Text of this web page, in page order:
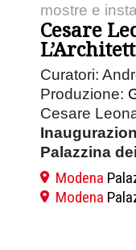
mostre e
Cesare
Curatori:
Produzione:
Cesare
Palazzina
Modena
Modena